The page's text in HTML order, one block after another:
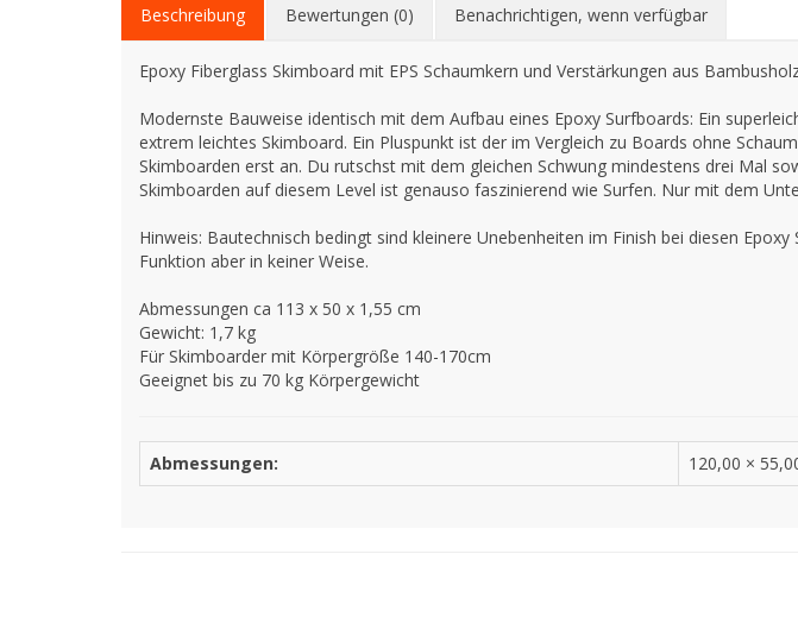
Beschreibung Bewertungen (0) Benachrichtigen, wenn verfügbar
Epoxy Fiberglass Skimboard mit EPS Schaumkern und Verstärkungen aus
Modernste Bauweise identisch mit dem Aufbau eines Epoxy Surfboards: Ein
extrem leichtes Skimboard. Ein Pluspunkt ist der im Vergleich zu Boards ohne
Skimboarden erst an. Du rutschst mit dem gleichen Schwung mindestens drei Mal
Skimboarden auf diesem Level ist genauso faszinierend wie Surfen. Nur mit dem
Hinweis: Bautechnisch bedingt sind kleinere Unebenheiten im Finish bei diesen
Funktion aber in keiner Weise.
Abmessungen ca 113 x 50 x 1,55 cm
Gewicht: 1,7 kg
Für Skimboarder mit Körpergröße 140-170cm
Geeignet bis zu 70 kg Körpergewicht
Abmessungen: 120,00 ×